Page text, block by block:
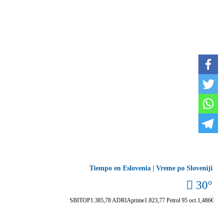
Tiempo en Eslovenia | Vreme po Sloveniji
30°
SBITOP1.385,78 ADRIAprime1.823,77 Petrol 95 oct. 1,486€